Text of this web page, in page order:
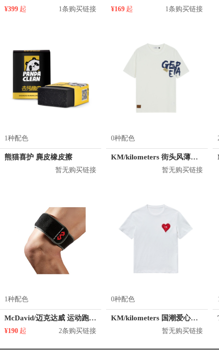
¥399 起 1条购买链接 ¥169 起 1条购买链接
1种配色
熊猫喜护 麂皮橡皮擦
暂无购买链接
0种配色
KM/kilometers 街头风薄款印花短袖T恤 男女同款 M2X2108248
暂无购买链接
1种配色
McDavid/迈克达威 运动跑步骼胫束绑带
¥190 起 2条购买链接
0种配色
KM/kilometers 国潮爱心短袖T恤 M2X2108466
暂无购买链接